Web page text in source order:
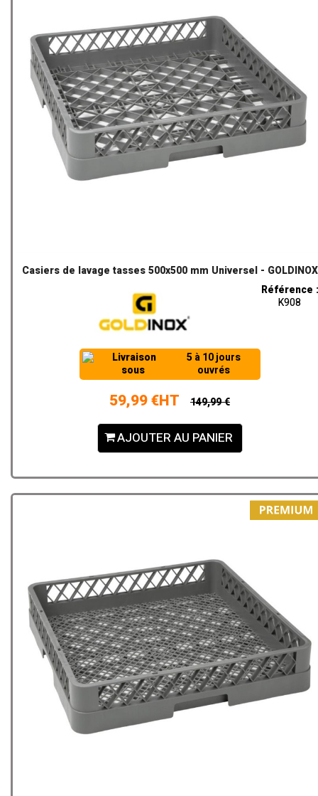
Casiers de lavage tasses 500x500 mm Universel - GOLDINOX
Référence :
K908
Livraison
sous
5 à 10 jours
ouvrés
59,99 €HT 149,99 €
AJOUTER AU PANIER